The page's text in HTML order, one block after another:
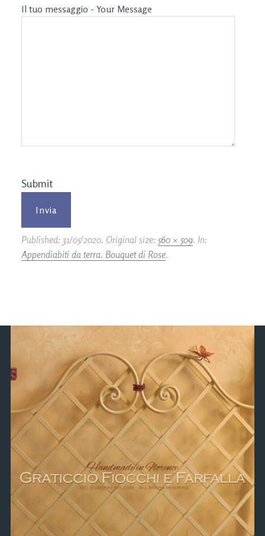
Il tuo messaggio - Your Message
Submit
Published: 31/05/2020. Original size: 560 × 509. In:
Appendiabiti da terra. Bouquet di Rose.